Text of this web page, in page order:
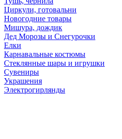
Циркули, готовальни
Новогодние товары
Мишура, дождик
Дед Морозы и Снегурочки
Елки
Карнавальные костюмы
Стеклянные шары и игрушки
Сувениры
Украшения
Электрогирлянды